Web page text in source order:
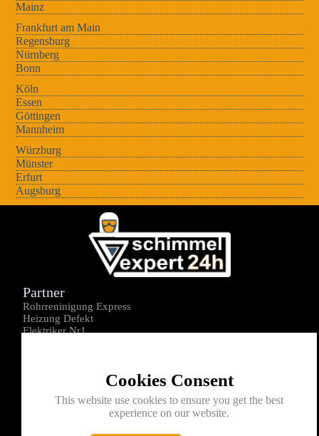
Mainz
Frankfurt am Main
Regensburg
Nürnberg
Bonn
Köln
Essen
Göttingen
Mannheim
Würzburg
Münster
Erfurt
Augsburg
Cookies Consent
This website use cookies to ensure you get the best
experience on our website.
Partner
Rohrreninigung Express
Heizung Defekt
Elektriker Nr1
Kontakt